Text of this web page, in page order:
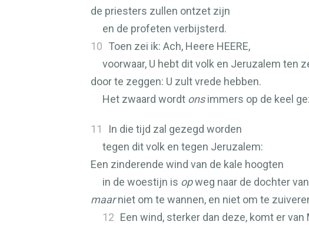
de priesters zullen ontzet zijn
en de profeten verbijsterd.
10 Toen zei ik: Ach, Heere HEERE,
voorwaar, U hebt dit volk en Jeruzalem ten
door te zeggen: U zult vrede hebben.
Het zwaard wordt onsimmers op de keel
11
In die tijd zal gezegd worden
tegen dit volk en tegen Jeruzalem:
Een zinderende wind van de kale hoogten
in de woestijn is opweg naar de dochter
maarniet om te wannen, en niet om te
12 Een wind, sterker dan deze, komt er van